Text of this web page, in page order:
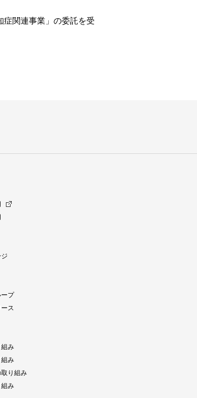
関連事業」の委託を受
ープ
ス
組み
組み
り組み
組み